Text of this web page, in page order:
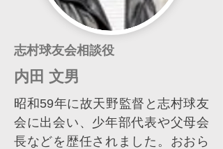
志村球友会相談役
内田 文男
昭和59年に故天野監督と志村球友
会に出会い、少年部代表や父母会
長などを歴任されました。おおら